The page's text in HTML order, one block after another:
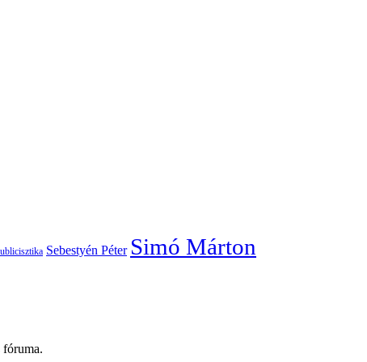
Sebestyén Péter Simó Márton
fóruma.